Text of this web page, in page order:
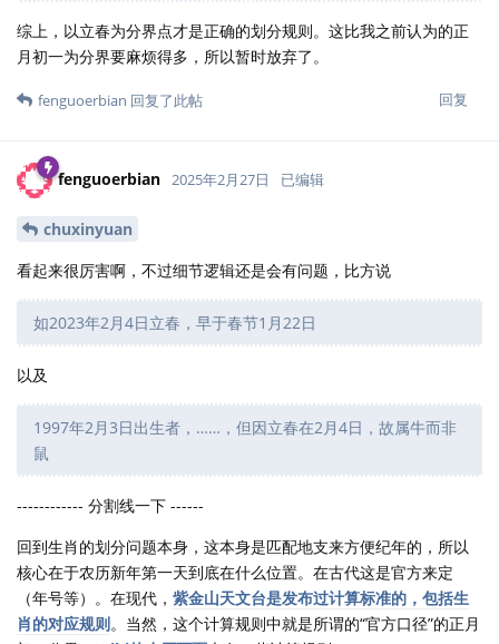
综上，以立春为分界点才是正确的划分规则。这比我之前认为的正
月初一为分界要麻烦得多，所以暂时放弃了。
回复
fenguoerbian 回复了此帖
fenguoerbian 2025年2月27日 已编辑
chuxinyuan
看起来很厉害啊，不过细节逻辑还是会有问题，比方说
如2023年2月4日立春，早于春节1月22日
以及
1997年2月3日出生者，……，但因立春在2月4日，故属牛而非
鼠
------------ 分割线一下 ------
回到生肖的划分问题本身，这本身是匹配地支来方便纪年的，所以
核心在于农历新年第一天到底在什么位置。在古代这是官方来定
（年号等）。在现代， 紫金山天文台是发布过计算标准的，包括生
肖的对应规则。当然，这个计算规则中就是所谓的“官方口径”的正月